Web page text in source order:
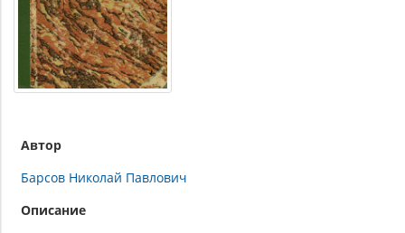
Автор
Барсов Николай Павлович
Описание